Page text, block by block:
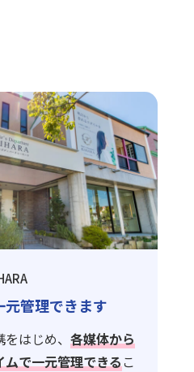
元管理できます
はじめ、 各媒体から
で一元管理できるこ